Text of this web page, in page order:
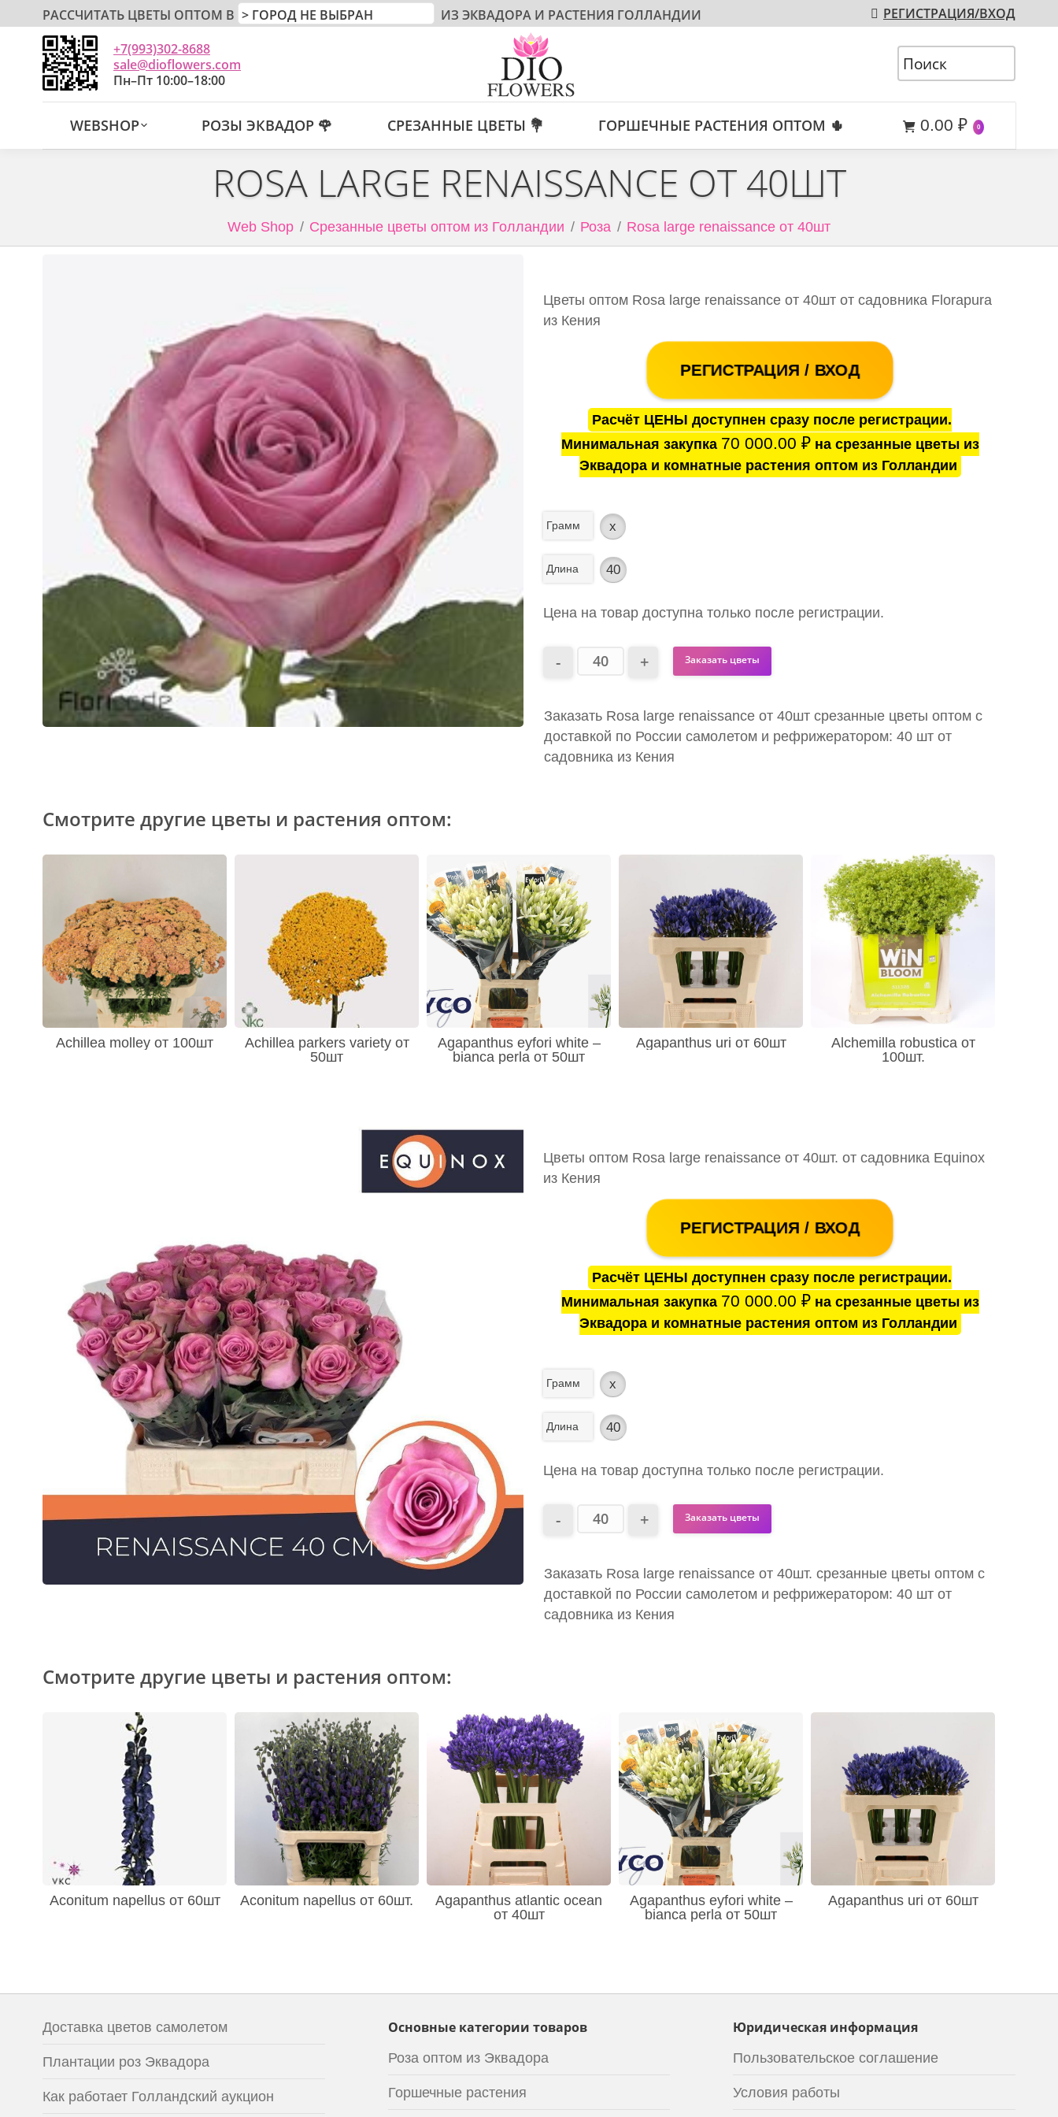
РАССЧИТАТЬ ЦВЕТЫ ОПТОМ В ИЗ ЭКВАДОРА И РАСТЕНИЯ ГОЛЛАНДИИ РЕГИСТРАЦИЯ/ВХОД
+7(993)302-8688
sale@dioflowers.com
Пн–Пт 10:00–18:00
WEBSHOP РОЗЫ ЭКВАДОР 🌹 СРЕЗАННЫЕ ЦВЕТЫ 💐 ГОРШЕЧНЫЕ РАСТЕНИЯ ОПТОМ 🌵 0.00 ₽ 0
ROSA LARGE RENAISSANCE ОТ 40ШТ
Web Shop Срезанные цветы оптом из Голландии Роза Rosa large renaissance от 40шт
Цветы оптом Rosa large renaissance от 40шт от садовника Florapura
из Кения
РЕГИСТРАЦИЯ / ВХОД
Расчёт ЦЕНЫ доступнен сразу после регистрации.
Минимальная закупка 70 000.00 ₽на срезанные цветы из
Эквадора и комнатные растения оптом из Голландии
Грамм x
Длина 40
Цена на товар доступна только после регистрации.
Заказать цветы
Заказать Rosa large renaissance от 40шт срезанные цветы оптом с
доставкой по России самолетом и рефрижератором: 40 шт от
садовника из Кения
Смотрите другие цветы и растения оптом:
Achillea molley от 100шт
Achillea parkers variety от
50шт
Agapanthus eyfori white –
bianca perla от 50шт
Agapanthus uri от 60шт
Alchemilla robustica от
100шт.
Цветы оптом Rosa large renaissance от 40шт. от садовника Equinox
из Кения
РЕГИСТРАЦИЯ / ВХОД
Расчёт ЦЕНЫ доступнен сразу после регистрации.
Минимальная закупка 70 000.00 ₽на срезанные цветы из
Эквадора и комнатные растения оптом из Голландии
Грамм x
Длина 40
Цена на товар доступна только после регистрации.
Заказать цветы
Заказать Rosa large renaissance от 40шт. срезанные цветы оптом с
доставкой по России самолетом и рефрижератором: 40 шт от
садовника из Кения
Смотрите другие цветы и растения оптом:
Aconitum napellus от 60шт Aconitum napellus от 60шт.
Agapanthus atlantic ocean
от 40шт
Agapanthus eyfori white –
bianca perla от 50шт
Agapanthus uri от 60шт
Доставка цветов самолетом
Плантации роз Эквадора
Как работает Голландский аукцион
Основные категории товаров
Роза оптом из Эквадора
Горшечные растения
Юридическая информация
Пользовательское соглашение
Условия работы